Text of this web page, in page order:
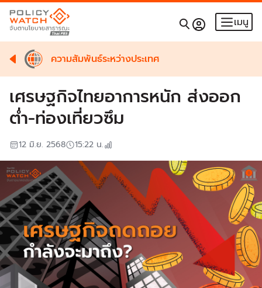
เมนู
ความสัมพันธ์ระหว่างประเทศ
เศรษฐกิจไทยอาการหนัก ส่งออก
ต่ำ-ท่องเที่ยวซึม
12 มิ.ย. 2568 15:22 น.